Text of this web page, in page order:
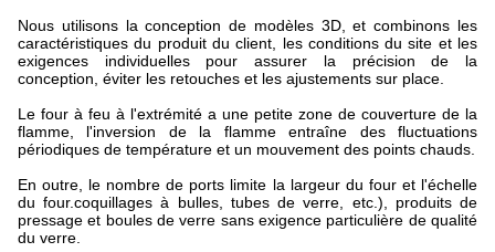
Nous utilisons la conception de modèles 3D, et combinons les
caractéristiques du produit du client, les conditions du site et les
exigences individuelles pour assurer la précision de la
conception, éviter les retouches et les ajustements sur place.
Le four à feu à l'extrémité a une petite zone de couverture de la
flamme, l'inversion de la flamme entraîne des fluctuations
périodiques de température et un mouvement des points chauds.
En outre, le nombre de ports limite la largeur du four et l'échelle
du four.coquillages à bulles, tubes de verre, etc.), produits de
pressage et boules de verre sans exigence particulière de qualité
du verre.